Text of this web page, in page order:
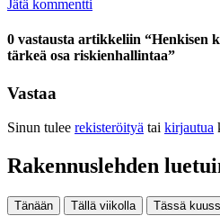
Jätä kommentti
0 vastausta artikkeliin “Henkisen
tärkeä osa riskienhallintaa”
Vastaa
Sinun tulee rekisteröityä tai kirjautua
Rakennuslehden
Tänään Tällä viikolla Tässä